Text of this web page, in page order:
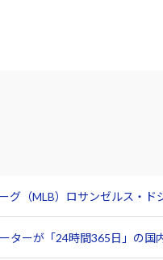
グ（MLB）ロサンゼルス・
ターが「24時間365日」の